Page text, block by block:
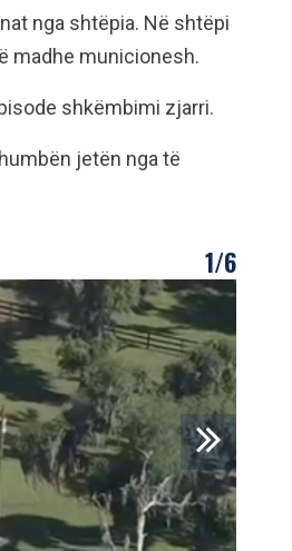
nga shtëpia. Në shtëpi
madhe municionesh.
shkëmbimi zjarri.
jetën nga të
1/6